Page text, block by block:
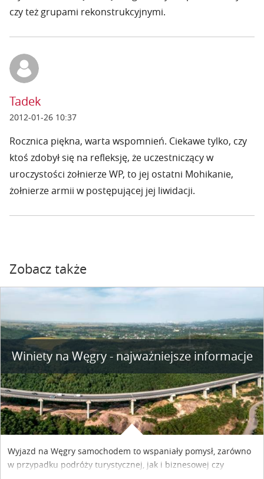
czy też grupami rekonstrukcyjnymi.
Tadek
2012-01-26 10:37
Rocznica piękna, warta wspomnień. Ciekawe tylko, czy
ktoś zdobył się na refleksję, że uczestniczący w
uroczystości żołnierze WP, to jej ostatni Mohikanie,
żołnierze armii w postępującej jej liwidacji.
Zobacz także
Winiety na Węgry - najważniejsze informacje
Wyjazd na Węgry samochodem to wspaniały pomysł, zarówno
w przypadku podróży turystycznej, jak i biznesowej czy